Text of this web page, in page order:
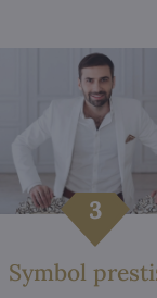
Symbol